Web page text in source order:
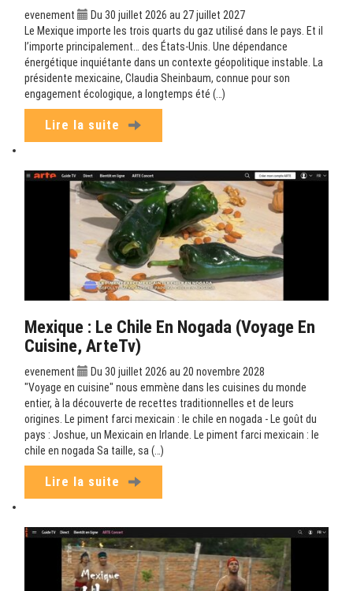
evenement
Du 30 juillet 2026 au 27 juillet 2027
Le Mexique importe les trois quarts du gaz utilisé dans le pays. Et il
l’importe principalement… des États-Unis. Une dépendance
énergétique inquiétante dans un contexte géopolitique instable. La
présidente mexicaine, Claudia Sheinbaum, connue pour son
engagement écologique, a longtemps été (…)
Lire la suite
Mexique : Le Chile En Nogada (Voyage En
Cuisine, ArteTv)
evenement
Du 30 juillet 2026 au 20 novembre 2028
"Voyage en cuisine" nous emmène dans les cuisines du monde
entier, à la découverte de recettes traditionnelles et de leurs
origines. Le piment farci mexicain : le chile en nogada - Le goût du
pays : Joshue, un Mexicain en Irlande. Le piment farci mexicain : le
chile en nogada Sa taille, sa (…)
Lire la suite